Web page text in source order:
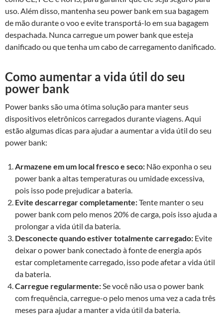
uso. Além disso, mantenha seu power bank em sua bagagem
de mão durante o voo e evite transportá-lo em sua bagagem
despachada. Nunca carregue um power bank que esteja
danificado ou que tenha um cabo de carregamento danificado.
Como aumentar a vida útil do seu
power bank
Power banks são uma ótima solução para manter seus
dispositivos eletrônicos carregados durante viagens. Aqui
estão algumas dicas para ajudar a aumentar a vida útil do seu
power bank:
Armazene em um local fresco e seco: Não exponha o seu
power bank a altas temperaturas ou umidade excessiva,
pois isso pode prejudicar a bateria.
Evite descarregar completamente:Tente manter o seu
power bank com pelo menos 20% de carga, pois isso ajuda a
prolongar a vida útil da bateria.
Desconecte quando estiver totalmente carregado: Evite
deixar o power bank conectado à fonte de energia após
estar completamente carregado, isso pode afetar a vida útil
da bateria.
Carregue regularmente: Se você não usa o power bank
com frequência, carregue-o pelo menos uma vez a cada três
meses para ajudar a manter a vida útil da bateria.